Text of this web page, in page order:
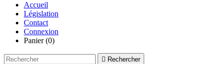
Accueil
Législation
Contact
Connexion
Panier (0)
 Rechercher